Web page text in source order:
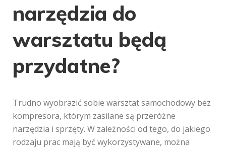
narzędzia do
warsztatu będą
przydatne?
Trudno wyobrazić sobie warsztat samochodowy bez
kompresora, którym zasilane są przeróżne
narzędzia i sprzęty. W zależności od tego, do jakiego
rodzaju prac mają być wykorzystywane, można